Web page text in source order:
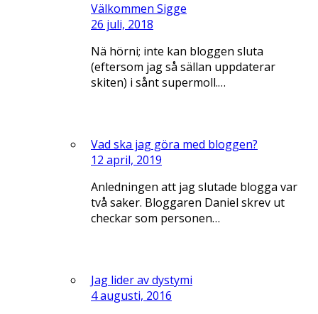
Välkommen Sigge
26 juli, 2018
Nä hörni; inte kan bloggen sluta
(eftersom jag så sällan uppdaterar
skiten) i sånt supermoll.…
Vad ska jag göra med bloggen?
12 april, 2019
Anledningen att jag slutade blogga var
två saker. Bloggaren Daniel skrev ut
checkar som personen…
Jag lider av dystymi
4 augusti, 2016